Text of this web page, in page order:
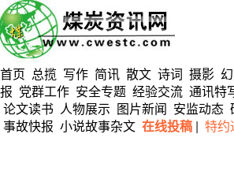
首页 总揽 写作 简讯 散文 诗词 摄影
报 党群工作 安全专题 经验交流 通讯特
论文读书
人物展示 图片新闻 安监动态
事故快报 小说故事杂文 在线投稿 特约